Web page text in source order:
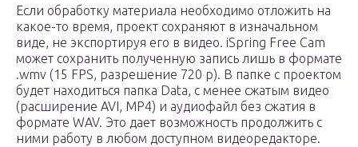
Если обработку материала необходимо отложить на
какое-то время, проект сохраняют в изначальном
виде, не экспортируя его в видео. iSpring Free Cam
может сохранить полученную запись лишь в формате
.wmv (15 FPS, разрешение 720 p). В папке с проектом
будет находиться папка Data, с менее сжатым видео
(расширение AVI, MP4) и аудиофайл без сжатия в
формате WAV. Это дает возможность продолжить с
ними работу в любом доступном видеоредакторе.